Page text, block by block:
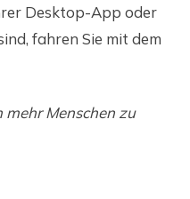
Desktop-App oder
fahren Sie mit dem
mehr Menschen zu